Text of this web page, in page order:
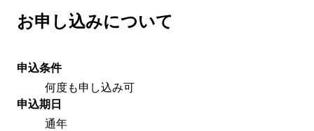
お申し込みについて
申込条件
何度も申し込み可
申込期日
通年